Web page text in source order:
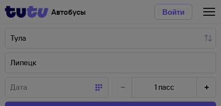
Автобусы Войти
1 пасс